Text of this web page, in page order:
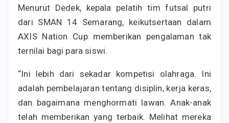
Menurut Dedek, kepala pelatih tim futsal putri
dari SMAN 14 Semarang, keikutsertaan dalam
AXIS Nation Cup memberikan pengalaman tak
ternilai bagi para siswi.
“Ini lebih dari sekadar kompetisi olahraga. Ini
adalah pembelajaran tentang disiplin, kerja keras,
dan bagaimana menghormati lawan. Anak-anak
telah memberikan yang terbaik. Melihat mereka